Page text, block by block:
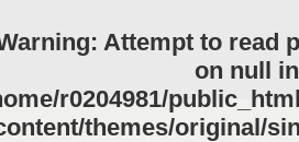
: Attempt to read
on null in
r0204981/
themes/original/